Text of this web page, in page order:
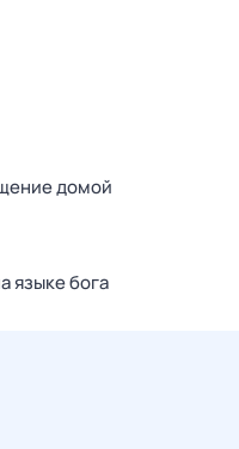
домой
языке бога